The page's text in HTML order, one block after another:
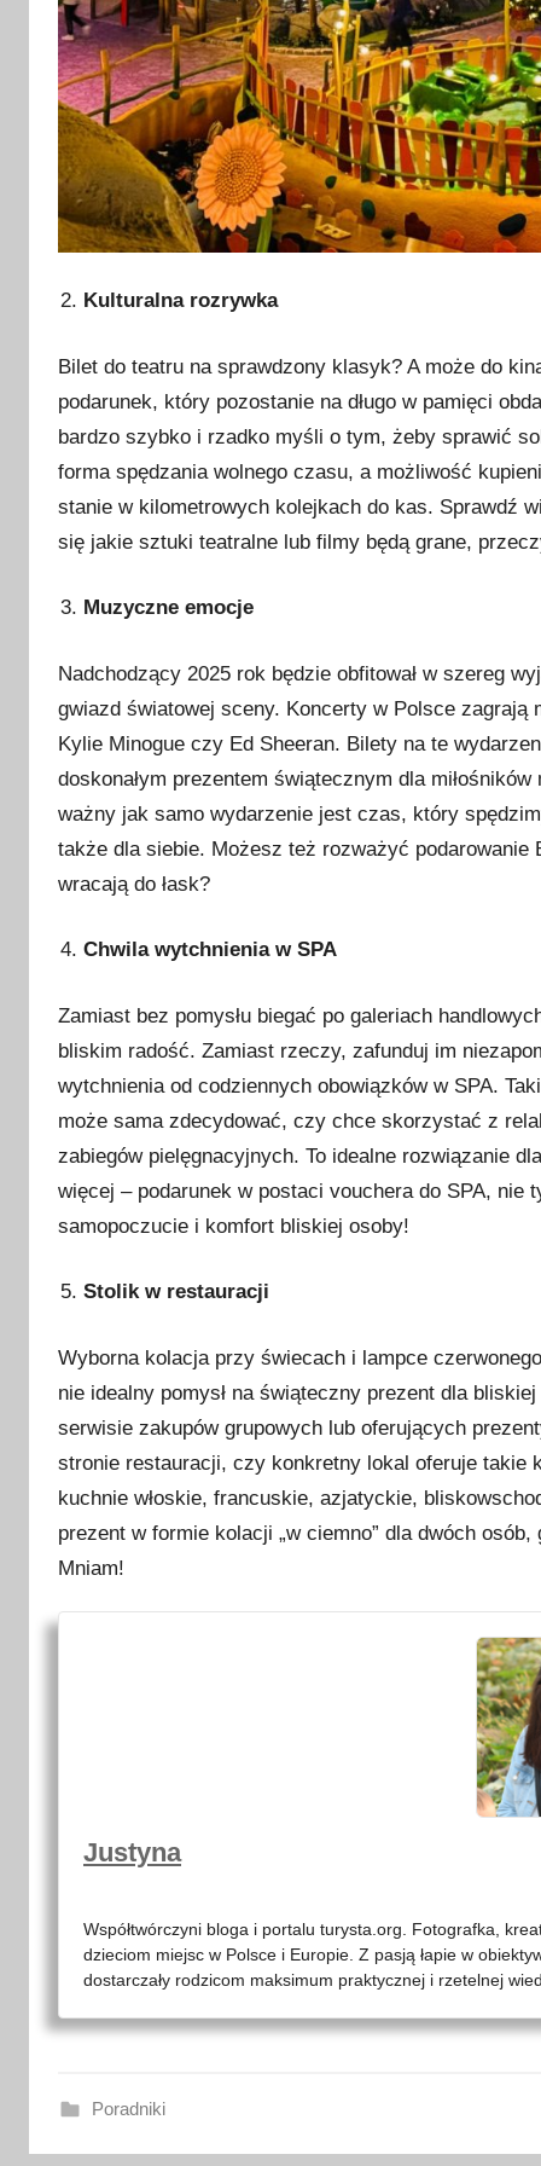
Kulturalna rozrywka
Bilet do teatru na sprawdzony klasyk? A może do
podarunek, który pozostanie na długo w pamięci
bardzo szybko i rzadko myśli o tym, żeby sprawić
forma spędzania wolnego czasu, a możliwość
stanie w kilometrowych kolejkach do kas. Sprawdź
się jakie sztuki teatralne lub filmy będą grane,
Muzyczne emocje
Nadchodzący 2025 rok będzie obfitował w szereg
gwiazd światowej sceny. Koncerty w Polsce
Kylie Minogue czy Ed Sheeran. Bilety na te
doskonałym prezentem świątecznym dla
ważny jak samo wydarzenie jest czas, który
także dla siebie. Możesz też rozważyć podarowanie
wracają do łask?
Chwila wytchnienia w SPA
Zamiast bez pomysłu biegać po galeriach
bliskim radość. Zamiast rzeczy, zafunduj im
wytchnienia od codziennych obowiązków w SPA.
może sama zdecydować, czy chce skorzystać z
zabiegów pielęgnacyjnych. To idealne rozwiązanie
więcej – podarunek w postaci vouchera do SPA,
samopoczucie i komfort bliskiej osoby!
Stolik w restauracji
Wyborna kolacja przy świecach i lampce
nie idealny pomysł na świąteczny prezent dla
serwisie zakupów grupowych lub oferujących
stronie restauracji, czy konkretny lokal oferuje takie
kuchnie włoskie, francuskie, azjatyckie,
prezent w formie kolacji „w ciemno” dla dwóch
Mniam!
Justyna
Współtwórczyni bloga i portalu turysta.org. Fotografka,
dzieciom miejsc w Polsce i Europie. Z pasją łapie w
dostarczały rodzicom maksimum praktycznej i rzetelnej
Poradniki